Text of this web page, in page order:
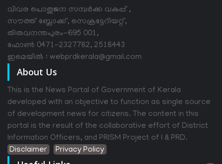
വിവര പൊതുജന സമ്പര്‍ക്ക വകുപ്പ് ,
സൗത്ത് ബ്ലോക്ക്, സെക്രട്ടേറിയറ്റ്,
തിരുവനന്തപുരം-695 001,
ഫോൺ 0471-2327782, 2518443
ഇമെയിൽ : webprdkerala@gmail.com
About Us
This is the News Portal of Government of Kerala
developed with an objective to function as single source
of development news for citizens. The content in this
portal is the result of the collaborative effort of District
Information Officers, and PRISM Project of I & PRD.
Disclaimer
Privacy Policy